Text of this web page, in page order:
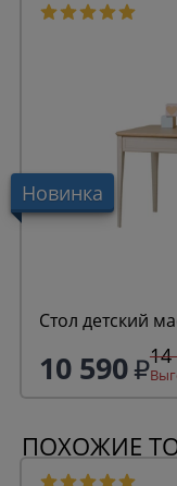
Новинка
Стол детский
10 590 14
ПОХОЖИЕ